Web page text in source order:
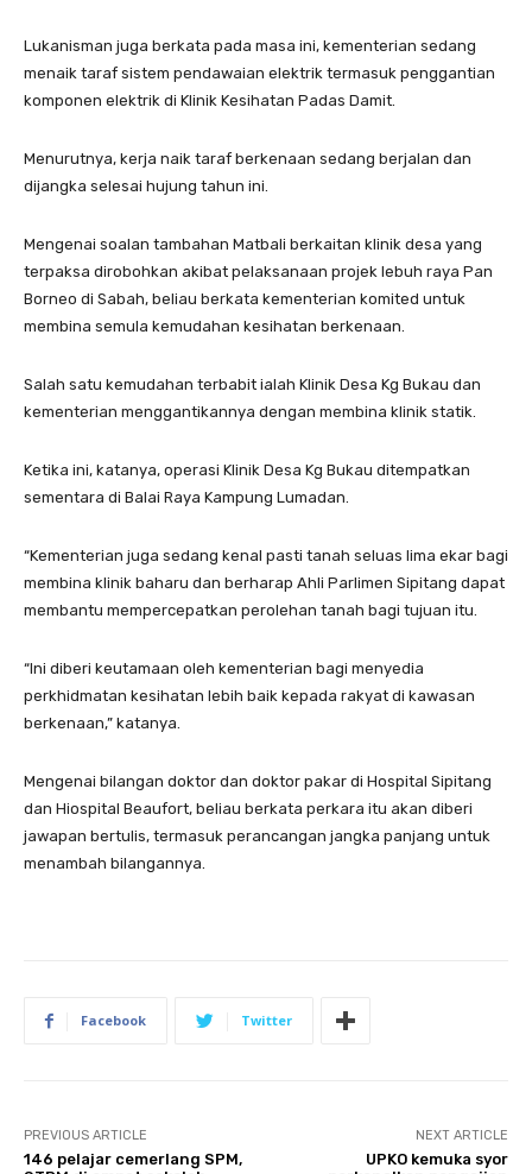
Lukanisman juga berkata pada masa ini, kementerian sedang
menaik taraf sistem pendawaian elektrik termasuk penggantian
komponen elektrik di Klinik Kesihatan Padas Damit.
Menurutnya, kerja naik taraf berkenaan sedang berjalan dan
dijangka selesai hujung tahun ini.
Mengenai soalan tambahan Matbali berkaitan klinik desa yang
terpaksa dirobohkan akibat pelaksanaan projek lebuh raya Pan
Borneo di Sabah, beliau berkata kementerian komited untuk
membina semula kemudahan kesihatan berkenaan.
Salah satu kemudahan terbabit ialah Klinik Desa Kg Bukau dan
kementerian menggantikannya dengan membina klinik statik.
Ketika ini, katanya, operasi Klinik Desa Kg Bukau ditempatkan
sementara di Balai Raya Kampung Lumadan.
“Kementerian juga sedang kenal pasti tanah seluas lima ekar bagi
membina klinik baharu dan berharap Ahli Parlimen Sipitang dapat
membantu mempercepatkan perolehan tanah bagi tujuan itu.
“Ini diberi keutamaan oleh kementerian bagi menyedia
perkhidmatan kesihatan lebih baik kepada rakyat di kawasan
berkenaan,” katanya.
Mengenai bilangan doktor dan doktor pakar di Hospital Sipitang
dan Hiospital Beaufort, beliau berkata perkara itu akan diberi
jawapan bertulis, termasuk perancangan jangka panjang untuk
menambah bilangannya.
Facebook Twitter
PREVIOUS ARTICLE
146 pelajar cemerlang SPM,
NEXT ARTICLE
UPKO kemuka syor